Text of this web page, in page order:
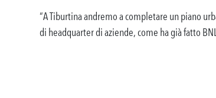
“A Tiburtina andremo a completare un piano
di headquarter di aziende, come ha già fatto